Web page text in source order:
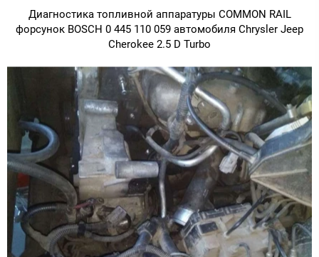
Диагностика топливной аппаратуры COMMON RAIL
форсунок BOSCH 0 445 110 059 автомобиля Chrysler Jeep
Cherokee 2.5 D Turbo